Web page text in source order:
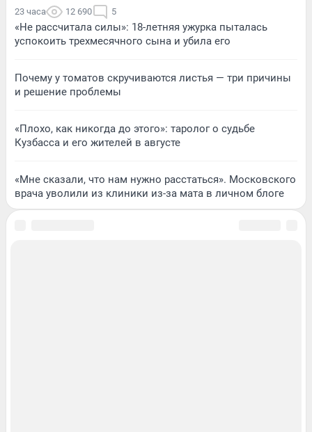
23 часа 12 690 5
«Не рассчитала силы»: 18-летняя ужурка пыталась
успокоить трехмесячного сына и убила его
Почему у томатов скручиваются листья — три причины
и решение проблемы
«Плохо, как никогда до этого»: таролог о судьбе
Кузбасса и его жителей в августе
«Мне сказали, что нам нужно расстаться». Московского
врача уволили из клиники из-за мата в личном блоге